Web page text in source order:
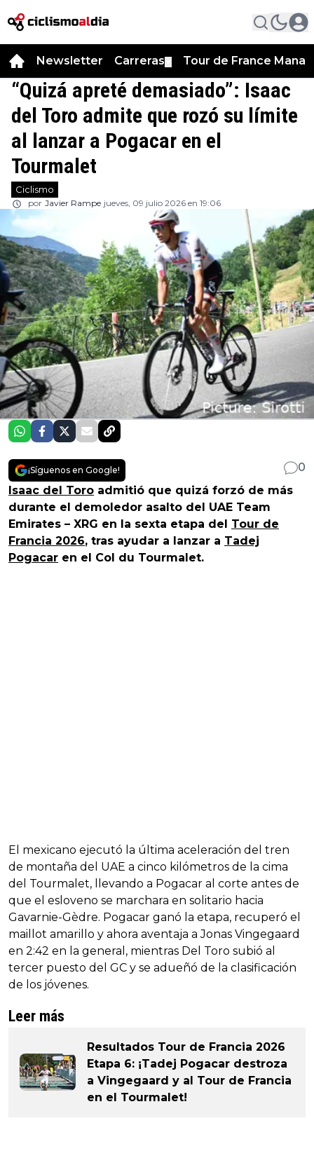
Newsletter Carreras Tour de France
“Quizá apreté demasiado”: Isaac
del Toro admite que rozó su límite
al lanzar a Pogacar en el
Tourmalet
Ciclismo
por Javier Rampe jueves, 09 julio 2026 en 19:06
¡Síguenos en Google!
0
Isaac del Toro admitió que quizá forzó de más
durante el demoledor asalto del UAE Team
Emirates – XRG en la sexta etapa del Tour de
Francia 2026, tras ayudar a lanzar a Tadej
Pogacar en el Col du Tourmalet.
El mexicano ejecutó la última aceleración del tren
de montaña del UAE a cinco kilómetros de la cima
del Tourmalet, llevando a Pogacar al corte antes de
que el esloveno se marchara en solitario hacia
Gavarnie-Gèdre. Pogacar ganó la etapa, recuperó el
maillot amarillo y ahora aventaja a Jonas Vingegaard
en 2:42 en la general, mientras Del Toro subió al
tercer puesto del GC y se adueñó de la clasificación
de los jóvenes.
Leer más
Resultados Tour de Francia 2026
Etapa 6: ¡Tadej Pogacar destroza
a Vingegaard y al Tour de Francia
en el Tourmalet!